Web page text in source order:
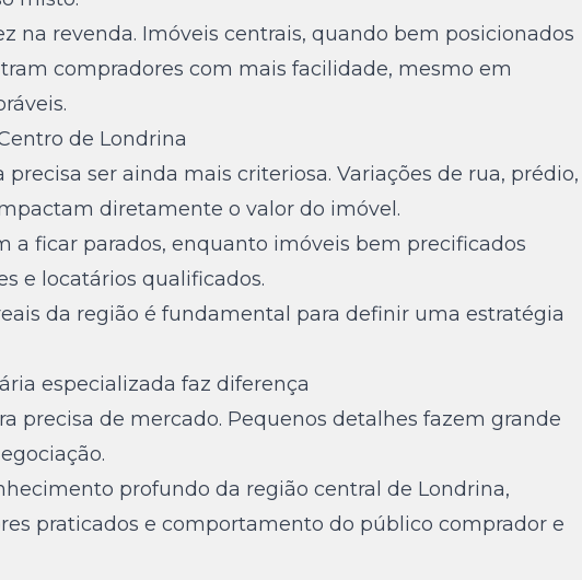
na revenda. Imóveis centrais, quando bem posicionados
compradores com mais facilidade, mesmo em
de Londrina
ser ainda mais criteriosa. Variações de rua, prédio,
diretamente o valor do imóvel.
a ficar parados, enquanto imóveis bem precificados
e locatários qualificados.
da região é fundamental para definir uma estratégia
especializada faz diferença
precisa de mercado. Pequenos detalhes fazem grande
profundo da região central de Londrina,
praticados e comportamento do público comprador e